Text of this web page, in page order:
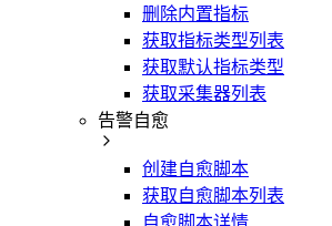
删除内置指标
获取指标类型列表
获取默认指标类型
获取采集器列表
告警自愈
创建自愈脚本
获取自愈脚本列表
自愈脚本详情